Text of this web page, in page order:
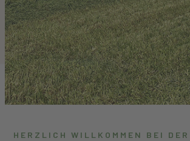
HERZLICH WILLKOMMEN BEI DER